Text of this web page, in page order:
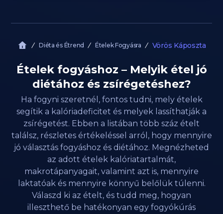
Diéta és Étrend Ételek Fogyásra Vörös Káposzta
Ételek fogyáshoz – Melyik étel jó
diétához és zsírégetéshez?
Ha fogyni szeretnél, fontos tudni, mely ételek
segítik a kalóriadeficitet és melyek lassíthatják a
zsírégetést. Ebben a listában több száz ételt
találsz, részletes értékeléssel arról, hogy mennyire
jó választás fogyáshoz és diétához. Megnézheted
az adott ételek kalóriatartalmát,
makrotápanyagait, valamint azt is, mennyire
laktatóak és mennyire könnyű belőlük túlenni.
Válaszd ki az ételt, és tudd meg, hogyan
illeszthető be hatékonyan egy fogyókúrás